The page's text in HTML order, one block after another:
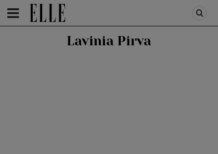
HOMEPAGE /PEOPLE
Lavinia Pirva